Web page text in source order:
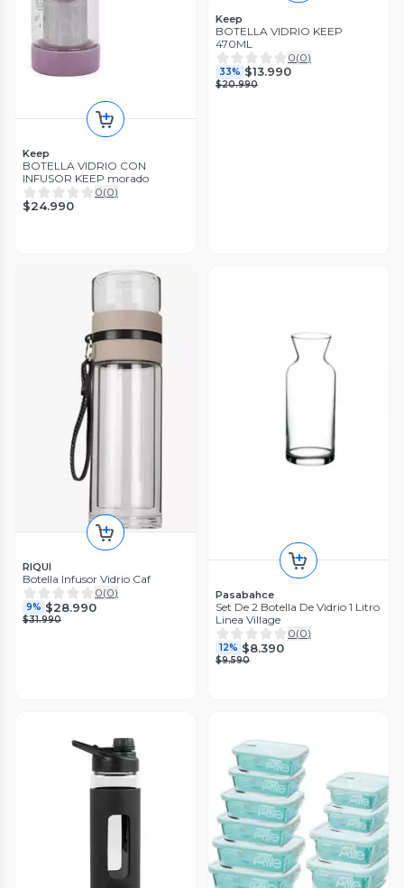
Keep
BOTELLA VIDRIO CON
INFUSOR KEEP morado
0(0)
$24.990
Keep
BOTELLA VIDRIO KEEP
470ML
0(0)
33% $13.990
$20.990
RIQUI
Botella Infusor Vidrio Caf
0(0)
9% $28.990
$31.990
Pasabahce
Set De 2 Botella De Vidrio 1 Litro
Linea Village
0(0)
12% $8.390
$9.590